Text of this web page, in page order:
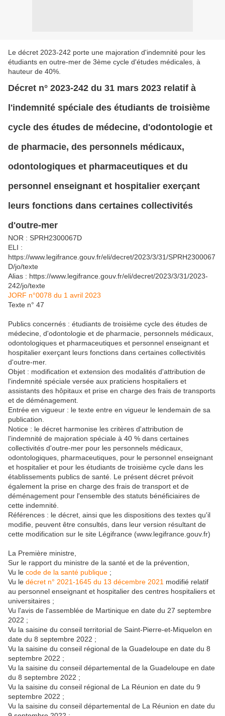
Le décret 2023-242 porte une majoration d'indemnité pour les
étudiants en outre-mer de 3ème cycle d'études médicales, à
hauteur de 40%.
Décret n° 2023-242 du 31 mars 2023 relatif à
l'indemnité spéciale des étudiants de troisième
cycle des études de médecine, d'odontologie et
de pharmacie, des personnels médicaux,
odontologiques et pharmaceutiques et du
personnel enseignant et hospitalier exerçant
leurs fonctions dans certaines collectivités
d'outre-mer
NOR : SPRH2300067D
ELI :
https://www.legifrance.gouv.fr/eli/decret/2023/3/31/SPRH2300067
D/jo/texte
Alias : https://www.legifrance.gouv.fr/eli/decret/2023/3/31/2023-
242/jo/texte
JORF n°0078 du 1 avril 2023
Texte n° 47
Publics concernés : étudiants de troisième cycle des études de
médecine, d'odontologie et de pharmacie, personnels médicaux,
odontologiques et pharmaceutiques et personnel enseignant et
hospitalier exerçant leurs fonctions dans certaines collectivités
d'outre-mer.
Objet : modification et extension des modalités d'attribution de
l'indemnité spéciale versée aux praticiens hospitaliers et
assistants des hôpitaux et prise en charge des frais de transports
et de déménagement.
Entrée en vigueur : le texte entre en vigueur le lendemain de sa
publication.
Notice : le décret harmonise les critères d'attribution de
l'indemnité de majoration spéciale à 40 % dans certaines
collectivités d'outre-mer pour les personnels médicaux,
odontologiques, pharmaceutiques, pour le personnel enseignant
et hospitalier et pour les étudiants de troisième cycle dans les
établissements publics de santé. Le présent décret prévoit
également la prise en charge des frais de transport et de
déménagement pour l'ensemble des statuts bénéficiaires de
cette indemnité.
Références : le décret, ainsi que les dispositions des textes qu'il
modifie, peuvent être consultés, dans leur version résultant de
cette modification sur le site Légifrance (www.legifrance.gouv.fr)
La Première ministre,
Sur le rapport du ministre de la santé et de la prévention,
Vu le code de la santé publique ;
Vu le décret n° 2021-1645 du 13 décembre 2021 modifié relatif
au personnel enseignant et hospitalier des centres hospitaliers et
universitaires ;
Vu l'avis de l'assemblée de Martinique en date du 27 septembre
2022 ;
Vu la saisine du conseil territorial de Saint-Pierre-et-Miquelon en
date du 8 septembre 2022 ;
Vu la saisine du conseil régional de la Guadeloupe en date du 8
septembre 2022 ;
Vu la saisine du conseil départemental de la Guadeloupe en date
du 8 septembre 2022 ;
Vu la saisine du conseil régional de La Réunion en date du 9
septembre 2022 ;
Vu la saisine du conseil départemental de La Réunion en date du